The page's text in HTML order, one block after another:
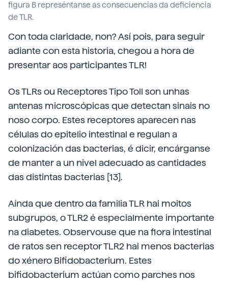
figura B represéntanse as consecuencias da deficiencia
de TLR.
Con toda claridade, non? Así pois, para seguir
adiante con esta historia, chegou a hora de
presentar aos participantes TLR!
Os TLRs ou Receptores Tipo Toll son unhas
antenas microscópicas que detectan sinais no
noso corpo. Estes receptores aparecen nas
células do epitelio intestinal e regulan a
colonización das bacterias, é dicir, encárganse
de manter a un nivel adecuado as cantidades
das distintas bacterias [13].
Aínda que dentro da familia TLR hai moitos
subgrupos, o TLR2 é especialmente importante
na diabetes. Observouse que na flora intestinal
de ratos sen receptor TLR2 hai menos bacterias
do xénero Bifidobacterium. Estes
bifidobacterium actúan como parches nos